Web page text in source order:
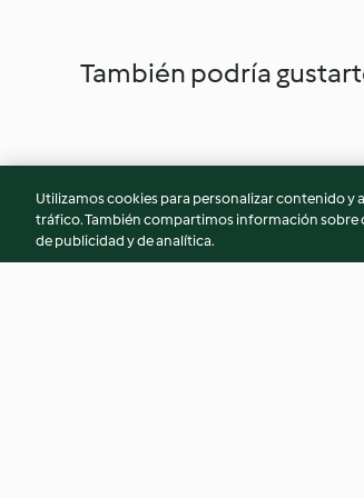
También podría
Utilizamos cookies para personalizar contenido
tráfico. También compartimos información sobre
de publicidad y de analítica.